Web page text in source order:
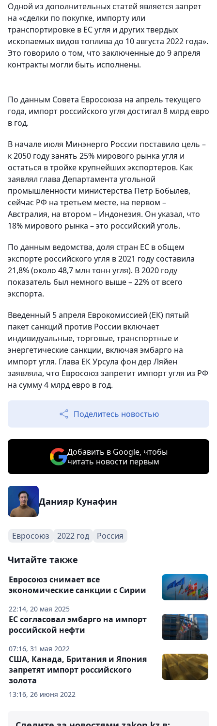
Одной из дополнительных статей является запрет
на «сделки по покупке, импорту или
транспортировке в ЕС угля и других твердых
ископаемых видов топлива до 10 августа 2022 года».
Это говорило о том, что заключенные до 9 апреля
контракты могли быть исполнены.
По данным Совета Евросоюза на апрель текущего
года, импорт российского угля достигал 8 млрд евро
в год.
В начале июля Минэнерго России поставило цель –
к 2050 году занять 25% мирового рынка угля и
остаться в тройке крупнейших экспортеров. Как
заявлял глава Департамента угольной
промышленности министерства Петр Бобылев,
сейчас РФ на третьем месте, на первом –
Австралия, на втором – Индонезия. Он указал, что
18% мирового рынка – это российский уголь.
По данным ведомства, доля стран ЕС в общем
экспорте российского угля в 2021 году составила
21,8% (около 48,7 млн тонн угля). В 2020 году
показатель был немного выше – 22% от всего
экспорта.
Введенный 5 апреля Еврокомиссией (ЕК) пятый
пакет санкций против России включает
индивидуальные, торговые, транспортные и
энергетические санкции, включая эмбарго на
импорт угля. Глава ЕК Урсула фон дер Ляйен
заявляла, что Евросоюз запретит импорт угля из РФ
на сумму 4 млрд евро в год.
Поделитесь новостью
Добавить в Google, чтобы
читать новости первым
Данияр Кунафин
Евросоюз 2022 год Россия
Читайте также
22:14, 20 мая 2025
Евросоюз снимает все
экономические санкции с Сирии
07:16, 31 мая 2022
ЕС согласовал эмбарго на импорт
российской нефти
13:16, 26 июня 2022
США, Канада, Британия и Япония
запретят импорт российского
золота